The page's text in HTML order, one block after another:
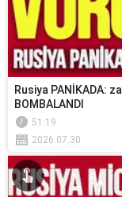
Rusiya PANİKADA:
BOMBALANDI
51:19
2026.07.30